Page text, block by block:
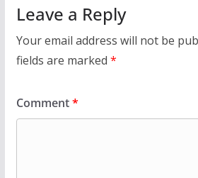
Leave a Reply
Your email address will not be
fields are marked *
Comment*